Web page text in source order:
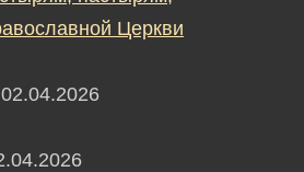
Церкви
02.04.2026